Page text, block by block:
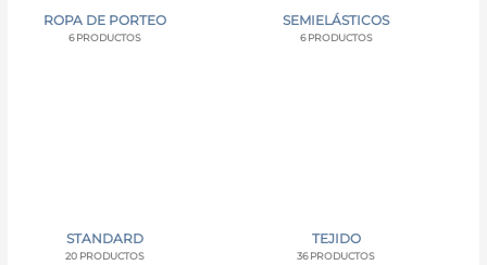
ROPA DE PORTEO
6 PRODUCTOS
SEMIELÁSTICOS
6 PRODUCTOS
STANDARD
20 PRODUCTOS
TEJIDO
36 PRODUCTOS